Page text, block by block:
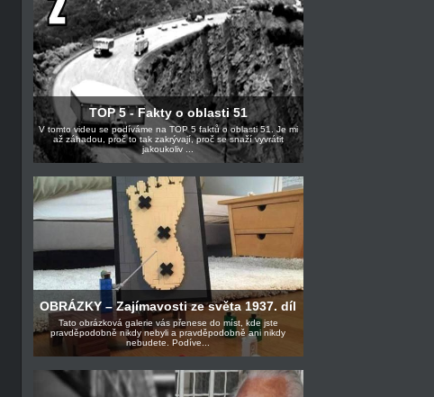
TOP 5 - Fakty o oblasti 51
V tomto videu se podíváme na TOP 5 faktů o oblasti 51. Je mi
až záhadou, proč to tak zakrývají, proč se snaží vyvrátit
jakoukoliv ...
OBRÁZKY – Zajímavosti ze světa 1937. díl
Tato obrázková galerie vás přenese do míst, kde jste
pravděpodobně nikdy nebyli a pravděpodobně ani nikdy
nebudete. Podíve...